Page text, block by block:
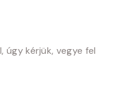
úgy kérjük, vegye fel